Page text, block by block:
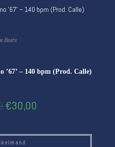
Beats
– 140 bpm (Prod. Calle)
€30,00